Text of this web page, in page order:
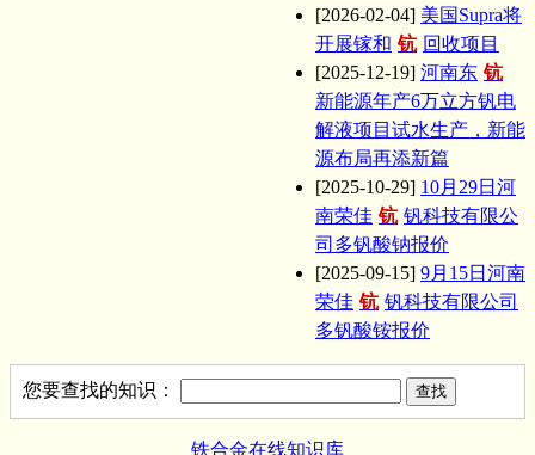
[2026-02-04] 美国Supra将
开展镓和 钪 回收项目
[2025-12-19] 河南东 钪
新能源年产6万立方钒电
解液项目试水生产，新能
源布局再添新篇
[2025-10-29] 10月29日河
南荣佳 钪 钒科技有限公
司多钒酸钠报价
[2025-09-15] 9月15日河南
荣佳 钪 钒科技有限公司
多钒酸铵报价
您要查找的知识：
铁合金在线知识库